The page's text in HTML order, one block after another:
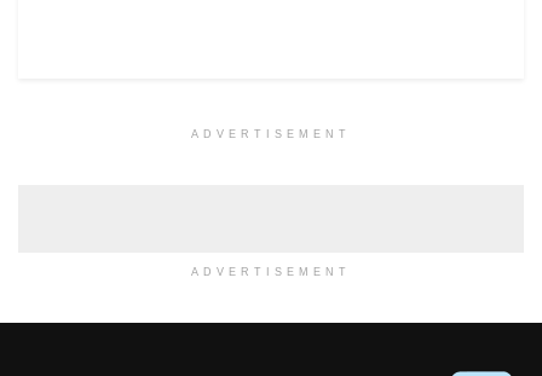
ADVERTISEMENT
ADVERTISEMENT